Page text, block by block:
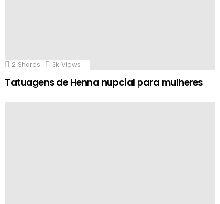
2 Shares 3k Views
Tatuagens de Henna nupcial para mulheres